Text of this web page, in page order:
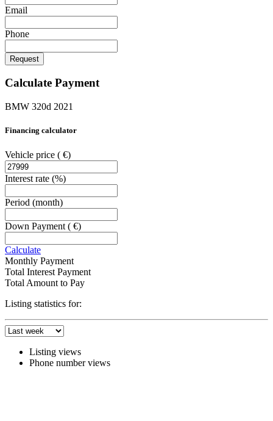
Email
Phone
Request
Calculate Payment
BMW 320d 2021
Financing calculator
Vehicle price ( €)
Interest rate (%)
Period (month)
Down Payment ( €)
Calculate
Monthly Payment
Total Interest Payment
Total Amount to Pay
Listing statistics for:
Listing views
Phone number views